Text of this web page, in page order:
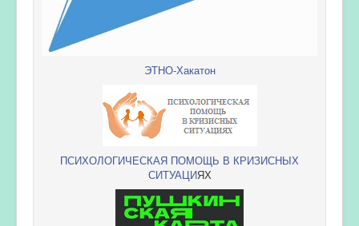
ЭТНО-Хакатон
ПСИХОЛОГИЧЕСКАЯ ПОМОЩЬ В КРИЗИСНЫХ
СИТУАЦИЯХ